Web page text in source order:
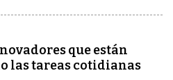
que están
las tareas cotidianas